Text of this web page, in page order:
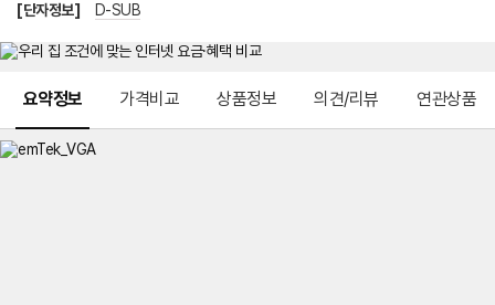
[단자정보] D-SUB
요약정보 가격비교 상품정보 의견/리뷰 연관상품